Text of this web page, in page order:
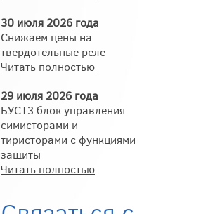
30 июля 2026 года
Снижаем цены на
твердотельные реле
Читать полностью
29 июля 2026 года
БУСТ3 блок управления
симисторами и
тиристорами с функциями
защиты
Читать полностью